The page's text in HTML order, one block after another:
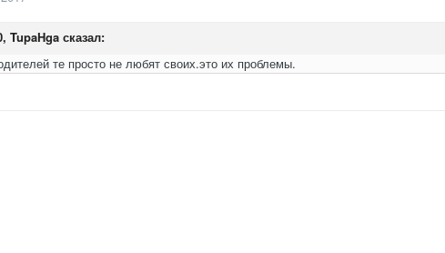
TupaHgaсказал:
те просто не любят своих.это их проблемы.